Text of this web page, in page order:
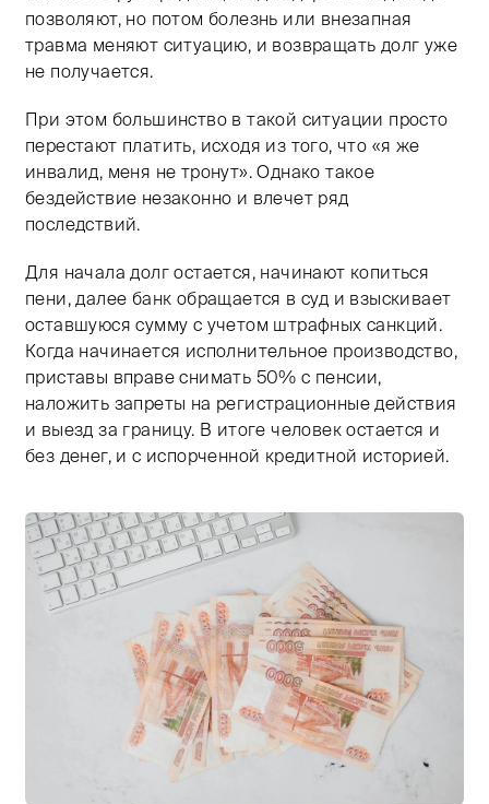
позволяют, но потом болезнь или внезапная
травма меняют ситуацию, и возвращать долг уже
не получается.
При этом большинство в такой ситуации просто
перестают платить, исходя из того, что «я же
инвалид, меня не тронут». Однако такое
бездействие незаконно и влечет ряд
последствий.
Для начала долг остается, начинают копиться
пени, далее банк обращается в суд и взыскивает
оставшуюся сумму с учетом штрафных санкций.
Когда начинается исполнительное производство,
приставы вправе снимать 50% с пенсии,
наложить запреты на регистрационные действия
и выезд за границу. В итоге человек остается и
без денег, и с испорченной кредитной историей.